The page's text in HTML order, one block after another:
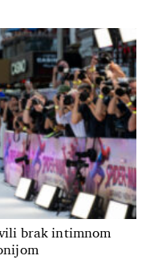
brak intimnom